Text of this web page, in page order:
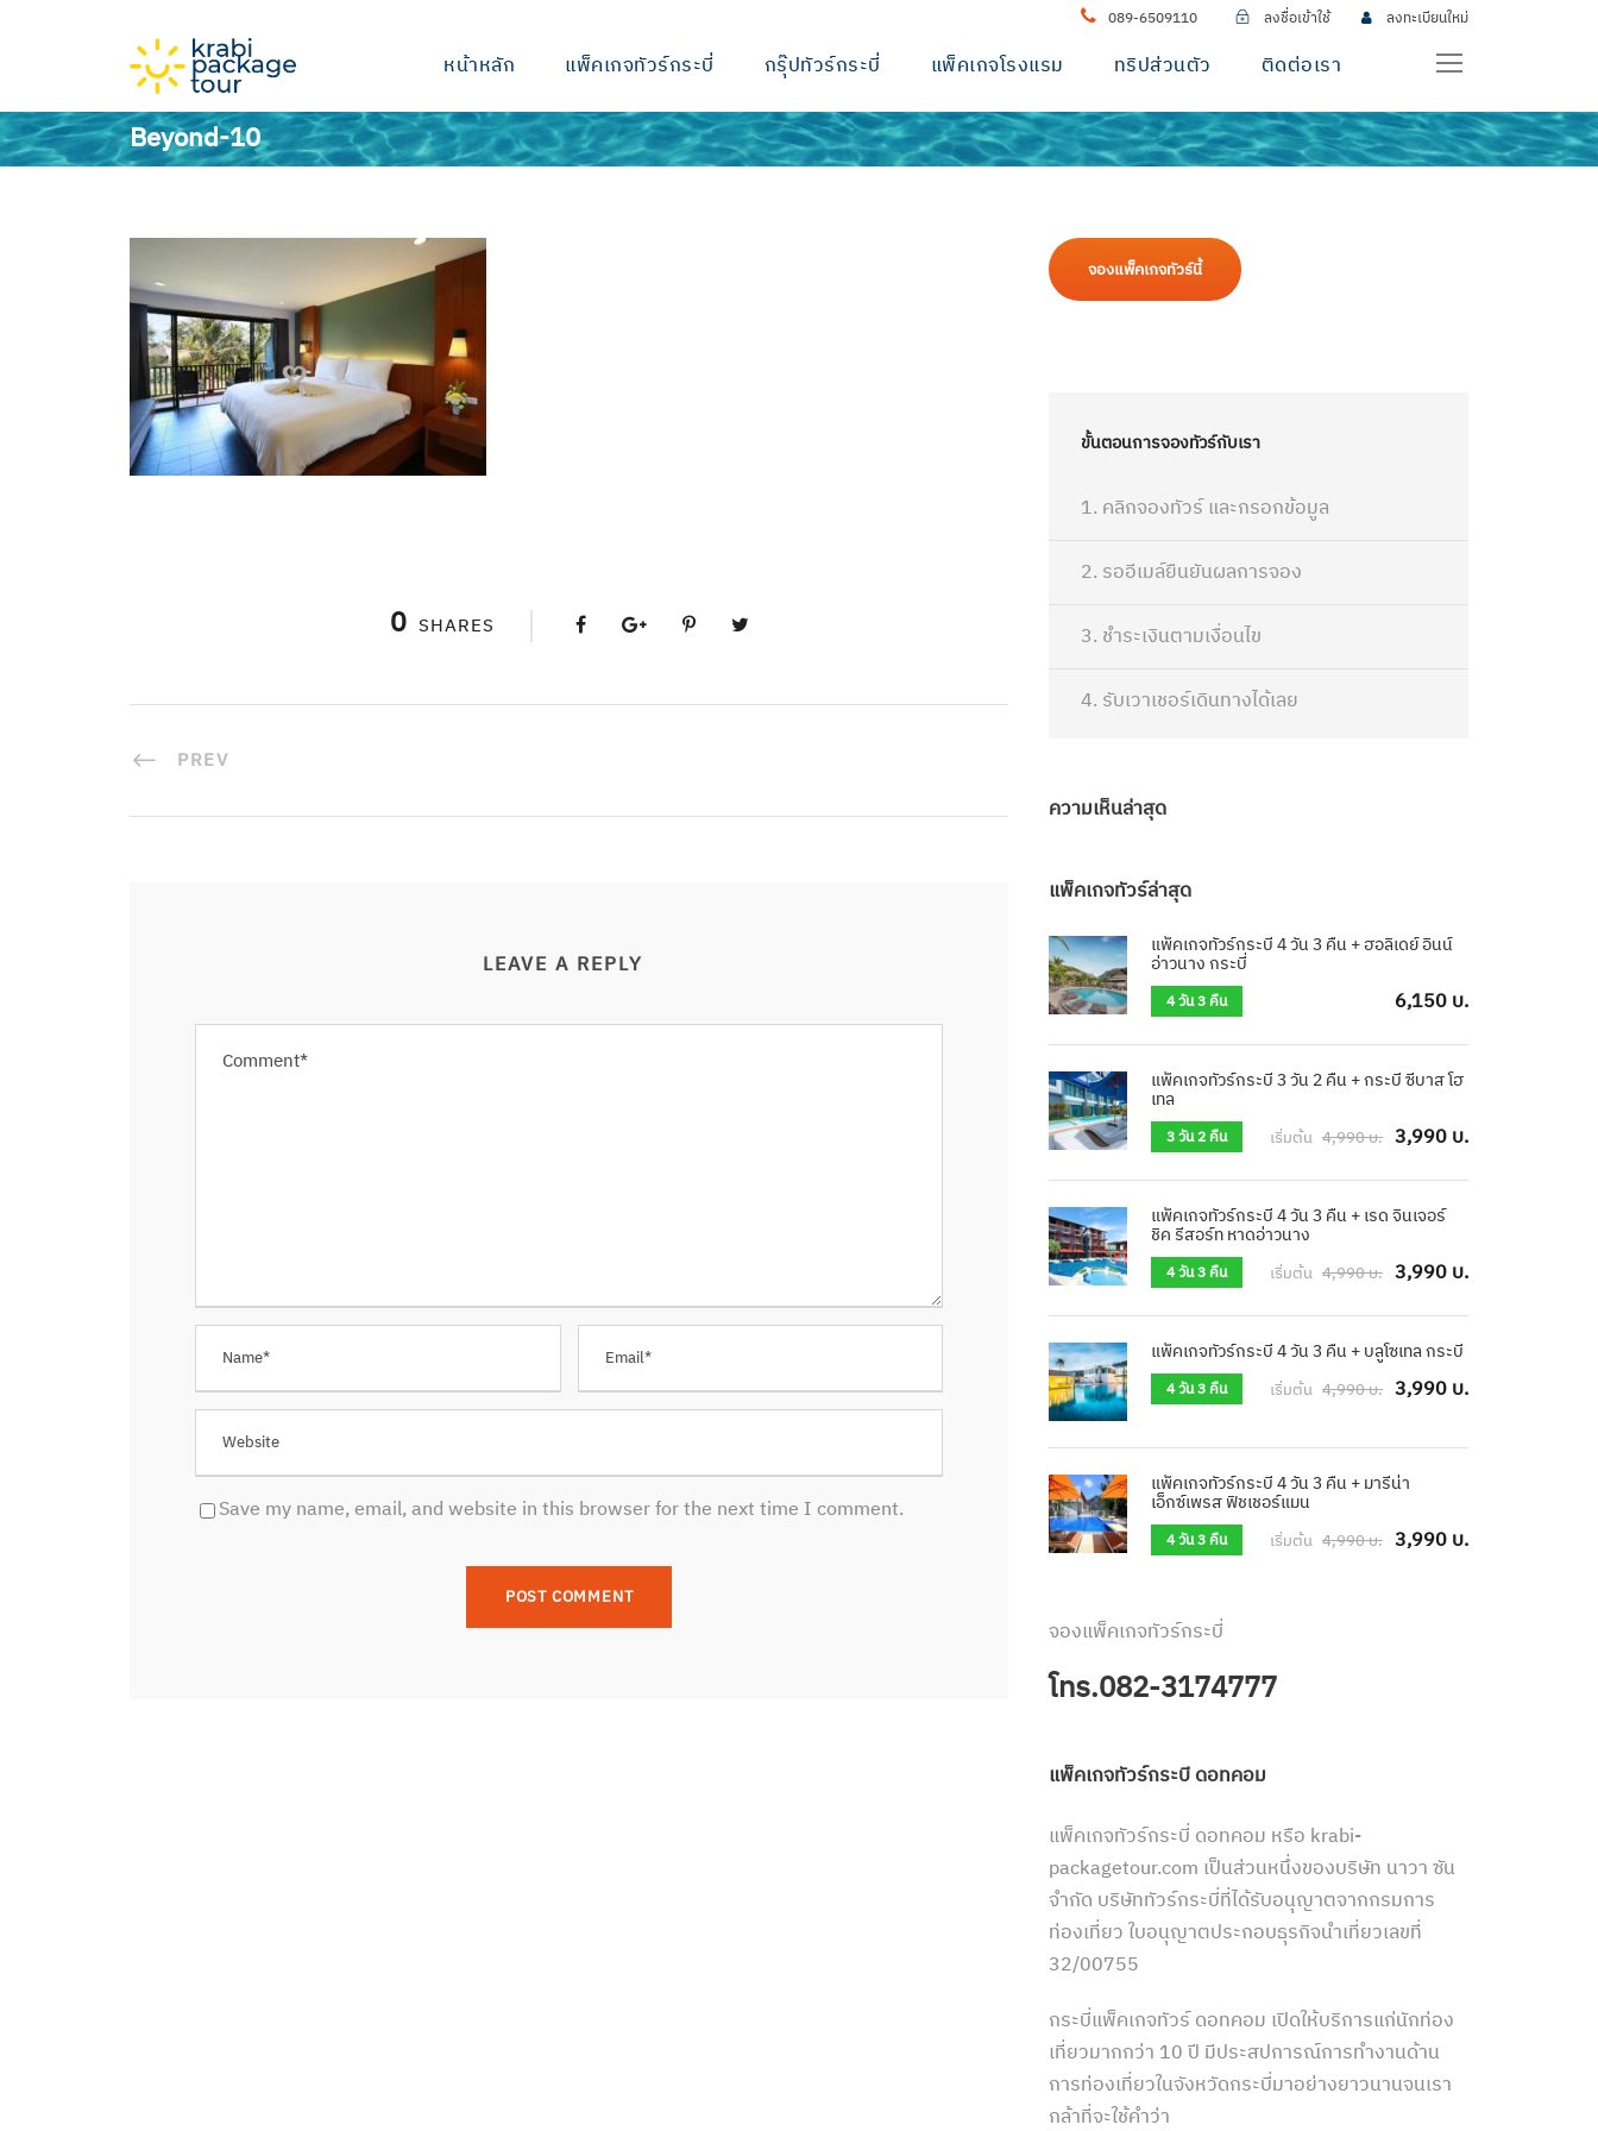
089-6509110 ลงชื่อเข้าใช้ ลงทะเบียนใหม่
หน้าหลัก แพ็คเกจทัวร์กระบี่ กรุ๊ปทัวร์กระบี่ แพ็คเกจโรงแรม ทริปส่วนตัว ติดต่อเรา
Beyond-10
0 SHARES
PREV
LEAVE A REPLY
Save my name, email, and website in this browser for the next time I comment.
จองแพ็คเกจทัวร์นี้
ขั้นตอนการจองทัวร์กับเรา
1. คลิกจองทัวร์ และกรอกข้อมูล
2. รออีเมล์ยืนยันผลการจอง
3. ชำระเงินตามเงื่อนไข
4. รับเวาเชอร์เดินทางได้เลย
ความเห็นล่าสุด
แพ็คเกจทัวร์ล่าสุด
แพ็คเกจทัวร์กระบี่ 4 วัน 3 คืน + ฮอลิเดย์ อินน์
อ่าวนาง กระบี่
4 วัน 3 คืน 6,150 บ.
แพ็คเกจทัวร์กระบี่ 3 วัน 2 คืน + กระบี่ ซีบาส โฮ
เทล
3 วัน 2 คืน เริ่มต้น 4,990 บ. 3,990 บ.
แพ็คเกจทัวร์กระบี่ 4 วัน 3 คืน + เรด จินเจอร์
ชิค รีสอร์ท หาดอ่าวนาง
4 วัน 3 คืน เริ่มต้น 4,990 บ. 3,990 บ.
แพ็คเกจทัวร์กระบี่ 4 วัน 3 คืน + บลูโซเทล กระบี่
4 วัน 3 คืน เริ่มต้น 4,990 บ. 3,990 บ.
แพ็คเกจทัวร์กระบี่ 4 วัน 3 คืน + มารีน่า
เอ็กซ์เพรส ฟิชเชอร์แมน
4 วัน 3 คืน เริ่มต้น 4,990 บ. 3,990 บ.
จองแพ็คเกจทัวร์กระบี่
โทร.082-3174777
แพ็คเกจทัวร์กระบี่ ดอทคอม
แพ็คเกจทัวร์กระบี่ ดอทคอม หรือ krabi-
packagetour.com เป็นส่วนหนึ่งของบริษัท นาวา ซัน
จำกัด บริษัททัวร์กระบี่ที่ได้รับอนุญาตจากกรมการ
ท่องเที่ยว ใบอนุญาตประกอบธุรกิจนำเที่ยวเลขที่
32/00755
กระบี่แพ็คเกจทัวร์ ดอทคอม เปิดให้บริการแก่นักท่อง
เที่ยวมากกว่า 10 ปี มีประสปการณ์การทำงานด้าน
การท่องเที่ยวในจังหวัดกระบี่มาอย่างยาวนานจนเรา
กล้าที่จะใช้คำว่า